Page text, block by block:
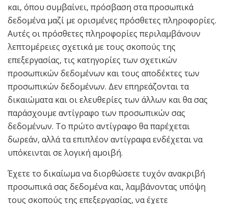
και, όπου συμβαίνει, πρόσβαση στα προσωπικά
δεδομένα μαζί με ορισμένες πρόσθετες πληροφορίες.
Αυτές οι πρόσθετες πληροφορίες περιλαμβάνουν
λεπτομέρειες σχετικά με τους σκοπούς της
επεξεργασίας, τις κατηγορίες των σχετικών
προσωπικών δεδομένων και τους αποδέκτες των
προσωπικών δεδομένων. Δεν επηρεάζονται τα
δικαιώματα και οι ελευθερίες των άλλων και θα σας
παράσχουμε αντίγραφο των προσωπικών σας
δεδομένων. Το πρώτο αντίγραφο θα παρέχεται
δωρεάν, αλλά τα επιπλέον αντίγραφα ενδέχεται να
υπόκεινται σε λογική αμοιβή.
Έχετε το δικαίωμα να διορθώσετε τυχόν ανακριβή
προσωπικά σας δεδομένα και, λαμβάνοντας υπόψη
τους σκοπούς της επεξεργασίας, να έχετε